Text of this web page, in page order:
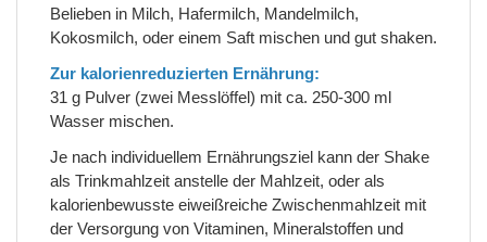
Belieben in Milch, Hafermilch, Mandelmilch,
Kokosmilch, oder einem Saft mischen und gut shaken.
Zur kalorienreduzierten Ernährung:
31 g Pulver (zwei Messlöffel) mit ca. 250-300 ml
Wasser mischen.
Je nach individuellem Ernährungsziel kann der Shake
als Trinkmahlzeit anstelle der Mahlzeit, oder als
kalorienbewusste eiweißreiche Zwischenmahlzeit mit
der Versorgung von Vitaminen, Mineralstoffen und